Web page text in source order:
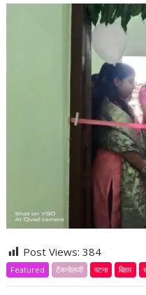
Post Views:384
Featured टैकनोलजी पटना बिहार